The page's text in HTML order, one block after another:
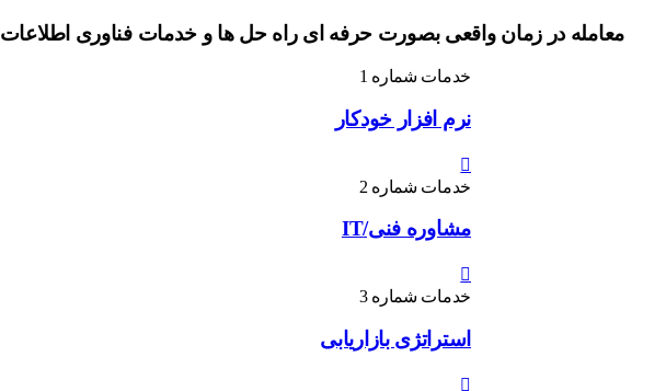
معامله در زمان واقعی بصورت حرفه ای راه حل ها و خدمات فناوری اطلاعات
خدمات شماره 1
نرم افزار خودکار
خدمات شماره 2
مشاوره فنی/IT
خدمات شماره 3
استراتژی بازاریابی